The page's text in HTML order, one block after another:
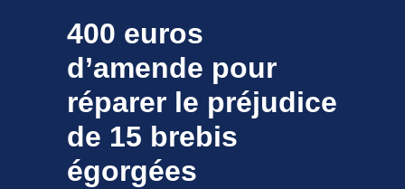
400 euros
d’amende pour
réparer le préjudice
de 15 brebis
égorgées